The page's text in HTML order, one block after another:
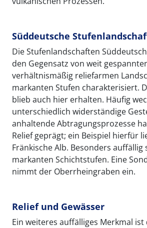
Süddeutsche
Die Stufenlandschaften
den Gegensatz von weit
verhältnismäßig reliefarmen
markanten Stufen charakterisiert.
blieb auch hier erhalten. Häufig
unterschiedlich widerständige
anhaltende Abtragungsprozesse
Relief geprägt; ein Beispiel hierfür
Fränkische Alb. Besonders auffällig
markanten Schichtstufen. Eine
nimmt der Oberrheingraben ein.
Relief und Gewässer
Ein weiteres auffälliges Merkmal ist